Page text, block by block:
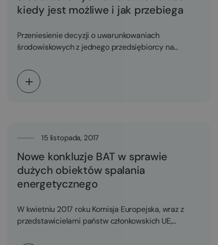
kiedy jest możliwe i jak przebiega
Przeniesienie decyzji o uwarunkowaniach
środowiskowych z jednego przedsiębiorcy na
…
15 listopada, 2017
Nowe konkluzje BAT w sprawie
dużych obiektów spalania
energetycznego
W kwietniu 2017 roku Komisja Europejska, wraz z
przedstawicielami państw członkowskich UE,